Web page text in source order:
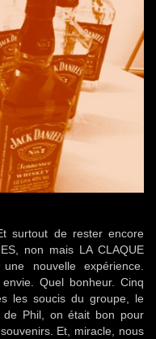
surtout de rester encore
non mais LA CLAQUE
nouvelle expérience.
Quel bonheur. Cinq
les soucis du groupe, le
de Phil, on était bon pour
Et, miracle, nous